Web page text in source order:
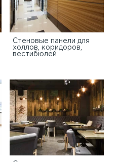
Стеновые панели для
холлов, коридоров,
вестибюлей